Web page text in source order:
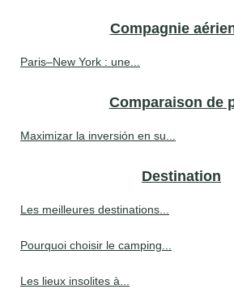
Compagnie
Paris–New York : une...
Comparaison de
Maximizar la inversión en su...
Destination
Les meilleures destinations...
Pourquoi choisir le camping...
Les lieux insolites à...